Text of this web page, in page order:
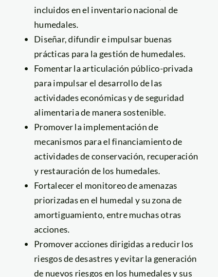
incluidos en el inventario nacional de
humedales.
Diseñar, difundir e impulsar buenas
prácticas para la gestión de humedales.
Fomentar la articulación público-privada
para impulsar el desarrollo de las
actividades económicas y de seguridad
alimentaria de manera sostenible.
Promover la implementación de
mecanismos para el financiamiento de
actividades de conservación, recuperación
y restauración de los humedales.
Fortalecer el monitoreo de amenazas
priorizadas en el humedal y su zona de
amortiguamiento, entre muchas otras
acciones.
Promover acciones dirigidas a reducir los
riesgos de desastres y evitar la generación
de nuevos riesgos en los humedales y sus